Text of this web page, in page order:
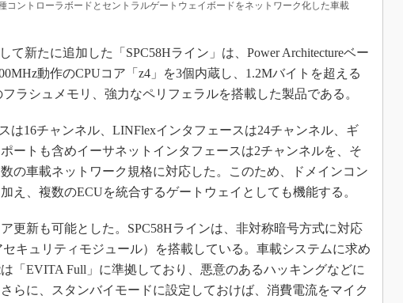
コントローラボードとセントラルゲートウェイボードをネットワーク化した車載
て新たに追加した「SPC58Hライン」は、Power Architectureベー
動作のCPUコア「z4」を3個内蔵し、1.2Mバイトを超える
ラシュメモリ、強力なペリフェラルを搭載した製品である。
は16チャンネル、LINFlexインタフェースは24チャンネル、ギ
ートも含めイーサネットインタフェースは2チャンネルを、そ
の車載ネットワーク規格に対応した。このため、ドメインコン
え、複数のECUを統合するゲートウェイとしても機能する。
更新も可能とした。SPC58Hラインは、非対称暗号方式に対応
キュリティモジュール）を搭載している。車載システムに求め
「EVITA Full」に準拠しており、悪意のあるハッキングなどに
らに、スタンバイモードに設定しておけば、消費電流をマイク